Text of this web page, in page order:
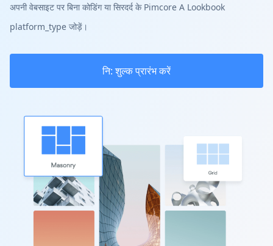
अपनी वेबसाइट पर बिना कोडिंग या सिरदर्द के Pimcore A Lookbook
platform_type जोड़ें।
नि: शुल्क प्रारंभ करें